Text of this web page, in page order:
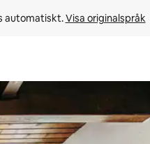
automatiskt. Visa originalspråk